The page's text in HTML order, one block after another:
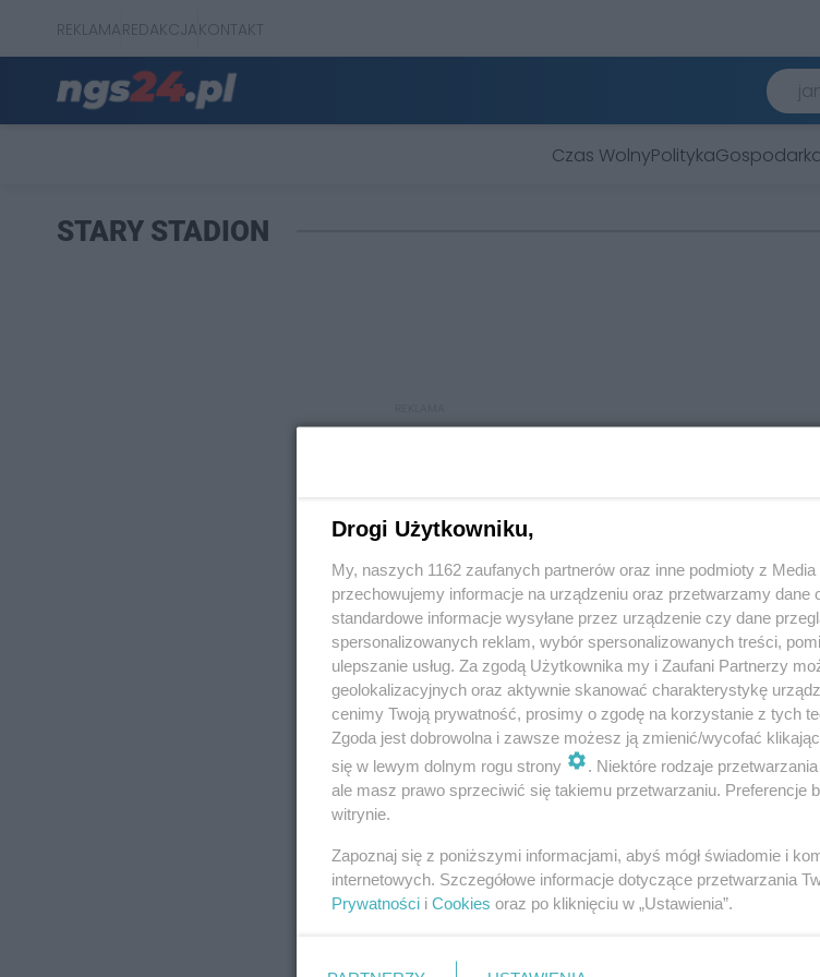
REKLAMAREDAKCJAKONTAKT
Czas WolnyPolityka
STARY STADION
REKLAMA
Drogi Użytkowniku,
My, naszych 1162 zaufanych partnerów oraz inne podmioty z
przechowujemy informacje na urządzeniu oraz przetwarzamy dane
standardowe informacje wysyłane przez urządzenie czy dane
spersonalizowanych reklam, wybór spersonalizowanych treści,
ulepszanie usług. Za zgodą Użytkownika my i Zaufani Partnerzy
geolokalizacyjnych oraz aktywnie skanować charakterystykę
cenimy Twoją prywatność, prosimy o zgodę na korzystanie z tych
Zgoda jest dobrowolna i zawsze możesz ją zmienić/wycofać
się w lewym dolnym rogu strony
. Niektóre rodzaje
ale masz prawo sprzeciwić się takiemu przetwarzaniu. Preferencje
witrynie.
Zapoznaj się z poniższymi informacjami, abyś mógł świadomie i
internetowych. Szczegółowe informacje dotyczące przetwarzania
Prywatności i Cookies oraz po kliknięciu w „Ustawienia”.